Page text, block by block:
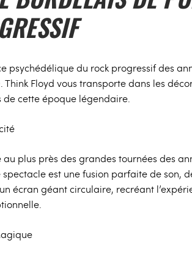
psychédélique du rock progressif des
Think Floyd vous transporte dans les
cette époque légendaire.
plus près des grandes tournées des
spectacle est une fusion parfaite de son,
écran géant circulaire, recréant